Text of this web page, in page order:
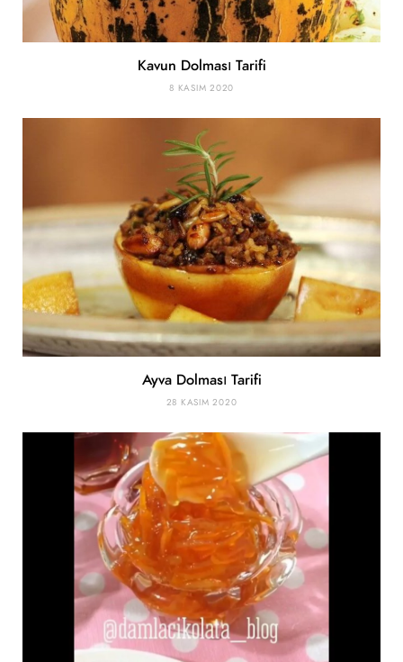
Kavun Dolması Tarifi
8 KASIM 2020
Ayva Dolması Tarifi
28 KASIM 2020